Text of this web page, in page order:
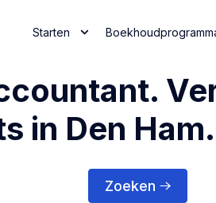
Starten
in Den Ham.
Zoeken